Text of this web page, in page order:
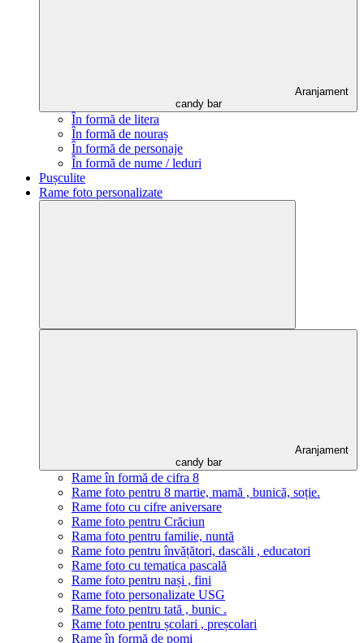
Aranjament
candy bar
În formă de litera
În formă de nouraș
În formă de personaje
În formă de nume / leduri
Pușculite
Rame foto personalizate
Aranjament
candy bar
Rame în formă de cifra 8
Rame foto pentru 8 martie, mamă , bunică, soție.
Rame foto cu cifre aniversare
Rame foto pentru Crăciun
Rama foto pentru familie, nuntă
Rame foto pentru învățători, dascăli , educatori
Rame foto cu tematica pascală
Rame foto pentru nași , fini
Rame foto personalizate USG
Rame foto pentru tată , bunic .
Rame foto pentru școlari , preșcolari
Rame în formă de pomi